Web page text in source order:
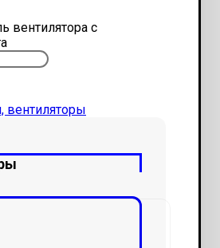
вентилятора с
вентиляторы